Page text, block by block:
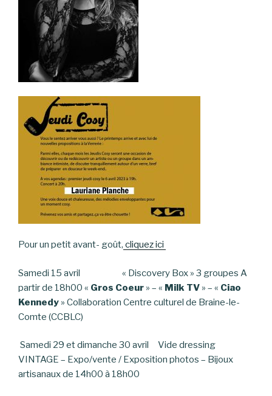
Pour un petit avant- goût, cliquez ici
Samedi 15 avril « Discovery Box » 3 groupes A
partir de 18h00 « Gros Coeur » – « Milk TV » – « Ciao
Kennedy » Collaboration Centre culturel de Braine-le-
Comte (CCBLC)
Samedi 29 et dimanche 30 avril Vide dressing
VINTAGE – Expo/vente / Exposition photos – Bijoux
artisanaux de 14h00 à 18h00